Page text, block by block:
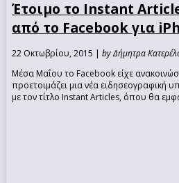
Έτοιμο το Instant
από το Facebook για
22 Οκτωβρίου, 2015 | by Δήμητρα
Μέσα Μαΐου το Facebook είχε
προετοιμάζει μια νέα ειδησεογραφική
με τον τίτλο Instant Articles, όπου θα